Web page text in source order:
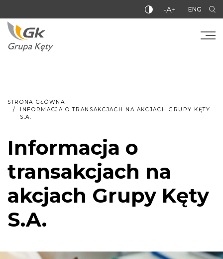
-A+ ENG
STRONA GŁÓWNA
INFORMACJA O TRANSAKCJACH NA AKCJACH GRUPY KĘTY
S.A.
Informacja o
transakcjach na
akcjach Grupy Kęty
S.A.